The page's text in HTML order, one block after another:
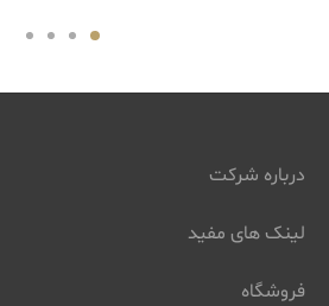
لینک های مفید
فروشگاه
درباره شرکت